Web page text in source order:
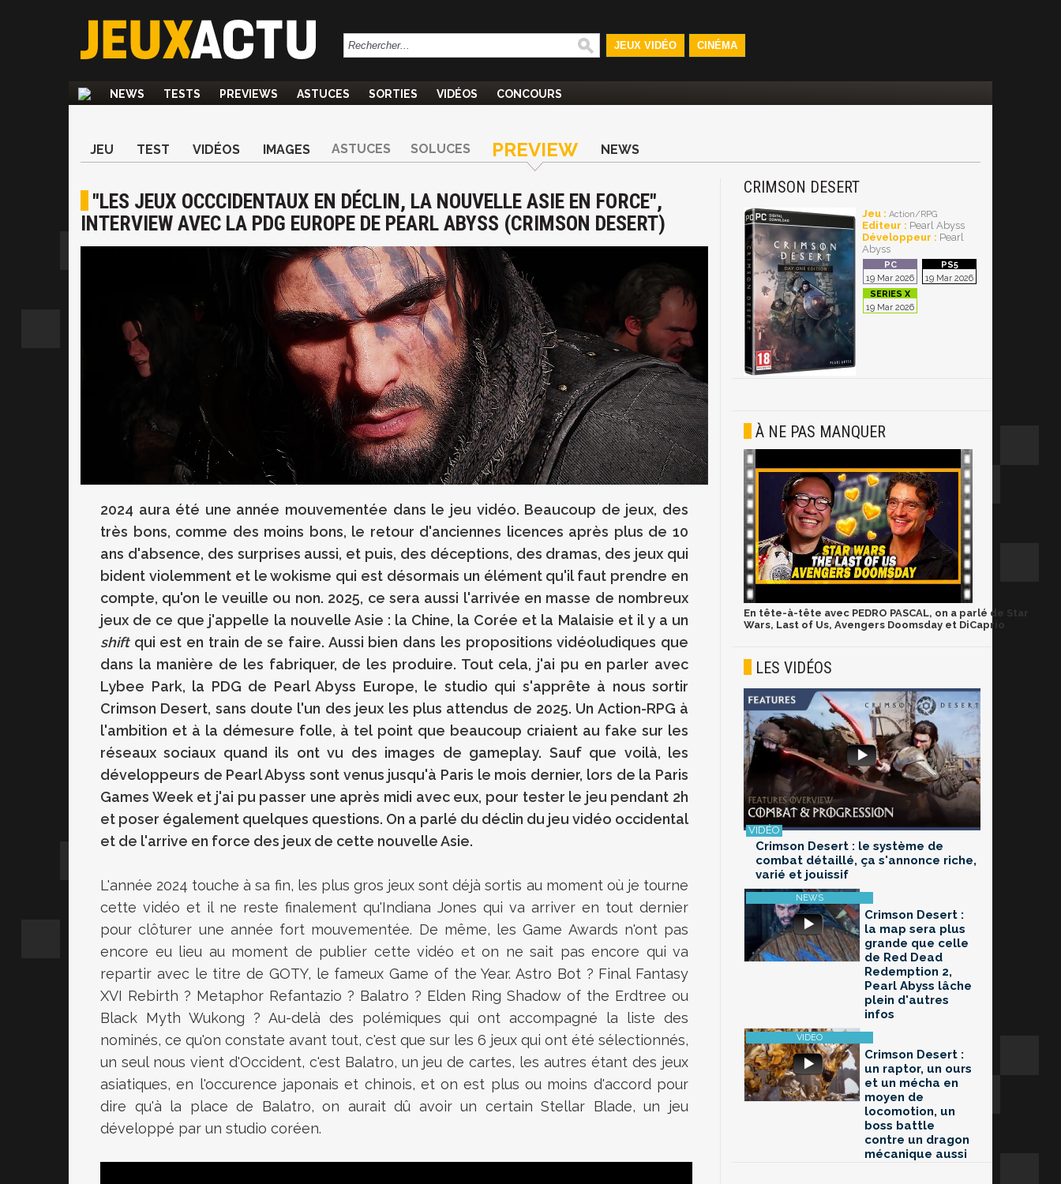
JEUX VIDÉO CINÉMA
NEWS TESTS PREVIEWS ASTUCES SORTIES VIDÉOS CONCOURS
JEU TEST VIDÉOS IMAGES ASTUCES SOLUCES PREVIEW NEWS
"LES JEUX OCCCIDENTAUX EN DÉCLIN, LA NOUVELLE ASIE EN FORCE",
INTERVIEW AVEC LA PDG EUROPE DE PEARL ABYSS (CRIMSON DESERT)
2024 aura été une année mouvementée dans le jeu vidéo. Beaucoup de jeux, des
très bons, comme des moins bons, le retour d'anciennes licences après plus de 10
ans d'absence, des surprises aussi, et puis, des déceptions, des dramas, des jeux qui
bident violemment et le wokisme qui est désormais un élément qu'il faut prendre en
compte, qu'on le veuille ou non. 2025, ce sera aussi l'arrivée en masse de nombreux
jeux de ce que j'appelle la nouvelle Asie : la Chine, la Corée et la Malaisie et il y a un
shiftqui est en train de se faire. Aussi bien dans les propositions vidéoludiques que
dans la manière de les fabriquer, de les produire. Tout cela, j'ai pu en parler avec
Lybee Park, la PDG de Pearl Abyss Europe, le studio qui s'apprête à nous sortir
Crimson Desert, sans doute l'un des jeux les plus attendus de 2025. Un Action-RPG à
l'ambition et à la démesure folle, à tel point que beaucoup criaient au fake sur les
réseaux sociaux quand ils ont vu des images de gameplay. Sauf que voilà, les
développeurs de Pearl Abyss sont venus jusqu'à Paris le mois dernier, lors de la Paris
Games Week et j'ai pu passer une après midi avec eux, pour tester le jeu pendant 2h
et poser également quelques questions. On a parlé du déclin du jeu vidéo occidental
et de l'arrive en force des jeux de cette nouvelle Asie.
L'année 2024 touche à sa fin, les plus gros jeux sont déjà sortis au moment où je tourne
cette vidéo et il ne reste finalement qu'Indiana Jones qui va arriver en tout dernier
pour clôturer une année fort mouvementée. De même, les Game Awards n'ont pas
encore eu lieu au moment de publier cette vidéo et on ne sait pas encore qui va
repartir avec le titre de GOTY, le fameux Game of the Year. Astro Bot ? Final Fantasy
XVI Rebirth ? Metaphor Refantazio ? Balatro ? Elden Ring Shadow of the Erdtree ou
Black Myth Wukong ? Au-delà des polémiques qui ont accompagné la liste des
nominés, ce qu'on constate avant tout, c'est que sur les 6 jeux qui ont été sélectionnés,
un seul nous vient d'Occident, c'est Balatro, un jeu de cartes, les autres étant des jeux
asiatiques, en l'occurence japonais et chinois, et on est plus ou moins d'accord pour
dire qu'à la place de Balatro, on aurait dû avoir un certain Stellar Blade, un jeu
développé par un studio coréen.
CRIMSON DESERT
Jeu : Action/RPG
Editeur : Pearl Abyss
Développeur : Pearl
Abyss
19 Mar 2026 19 Mar 2026
19 Mar 2026
À NE PAS MANQUER
En tête-à-tête avec PEDRO PASCAL, on a parlé de Star
Wars, Last of Us, Avengers Doomsday et DiCaprio
LES VIDÉOS
Crimson Desert : le système de
combat détaillé, ça s'annonce riche,
varié et jouissif
Crimson Desert :
la map sera plus
grande que celle
de Red Dead
Redemption 2,
Pearl Abyss lâche
plein d'autres
infos
Crimson Desert :
un raptor, un ours
et un mécha en
moyen de
locomotion, un
boss battle
contre un dragon
mécanique aussi